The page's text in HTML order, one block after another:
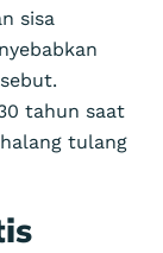
sisa
tahun saat
tulang